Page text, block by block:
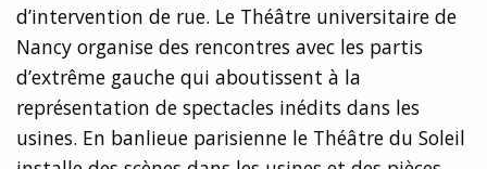
d’intervention de rue. Le Théâtre universitaire de
Nancy organise des rencontres avec les partis
d’extrême gauche qui aboutissent à la
représentation de spectacles inédits dans les
usines. En banlieue parisienne le Théâtre du Soleil